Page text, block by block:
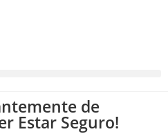
de
Estar Seguro!